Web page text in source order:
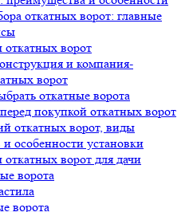
откатных ворот: главные
ворот
и компания-
ворот
откатные ворота
покупкой откатных ворот
откатных ворот, виды
особенности установки
ворот для дачи
ворота
ворота